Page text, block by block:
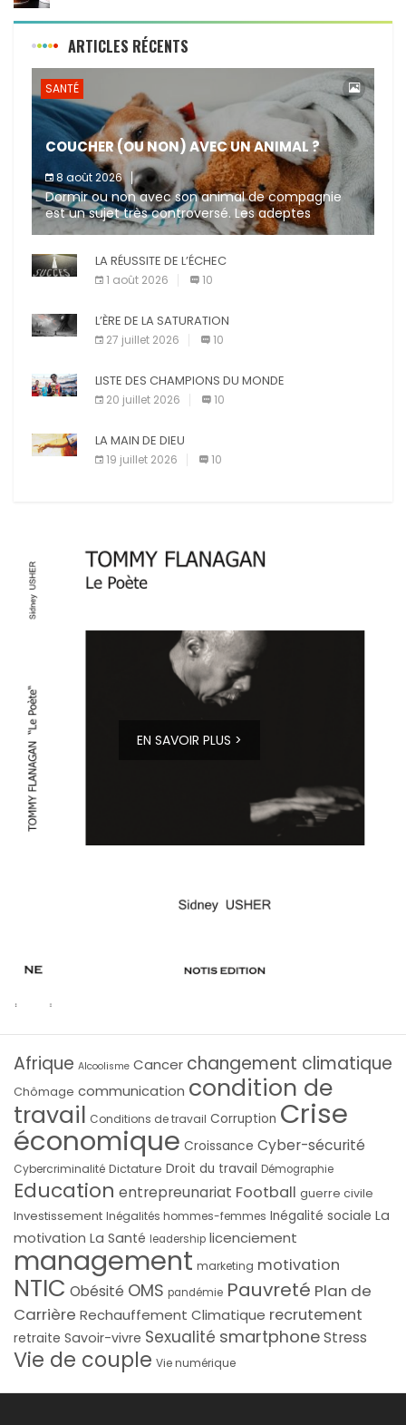
ARTICLES RÉCENTS
SANTÉ
COUCHER (OU NON) AVEC UN ANIMAL ?
8 août 2026
Dormir ou non avec son animal de compagnie
est un sujet très controversé. Les adeptes
affirment que la présence de leur compagnon à
LA RÉUSSITE DE L’ÉCHEC
1 août 2026 10
L’ÈRE DE LA SATURATION
27 juillet 2026 10
LISTE DES CHAMPIONS DU MONDE
20 juillet 2026 10
LA MAIN DE DIEU
19 juillet 2026 10
EN SAVOIR PLUS >
Afrique Alcoolisme Cancer changement climatique
Chômage communication condition de
travail Conditions de travail Corruption Crise
économique Croissance Cyber-sécurité
Cybercriminalité Dictature Droit du travail Démographie
Education entrepreunariat Football guerre civile
Investissement Inégalités hommes-femmes Inégalité sociale La
motivation La Santé leadership licenciement
management marketing motivation
NTIC Obésité OMS pandémie Pauvreté Plan de
Carrière Rechauffement Climatique recrutement
retraite Savoir-vivre Sexualité smartphoneStress
Vie de couple Vie numérique